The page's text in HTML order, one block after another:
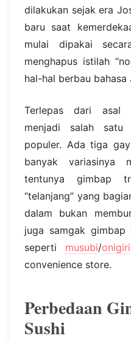
dilakukan sejak era
baru saat
mulai dipakai
menghapus istilah
hal-hal berbau bahasa
Terlepas dari asal
menjadi salah satu
populer. Ada tiga
banyak variasinya
tentunya gimbap
“telanjang” yang
dalam bukan
juga samgak gimbap
seperti musubi/onigiri
convenience store.
Perbedaan
Sushi